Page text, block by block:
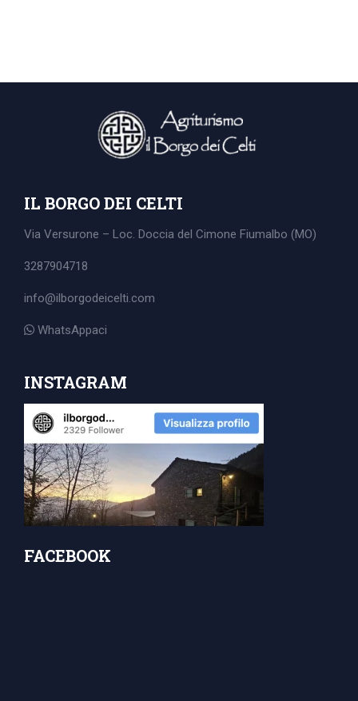
IL BORGO DEI CELTI
Via Versurone – Loc. Doccia del Cimone Fiumalbo (MO)
3287904718
info@ilborgodeicelti.com
WhatsAppaci
INSTAGRAM
FACEBOOK
Search
for: